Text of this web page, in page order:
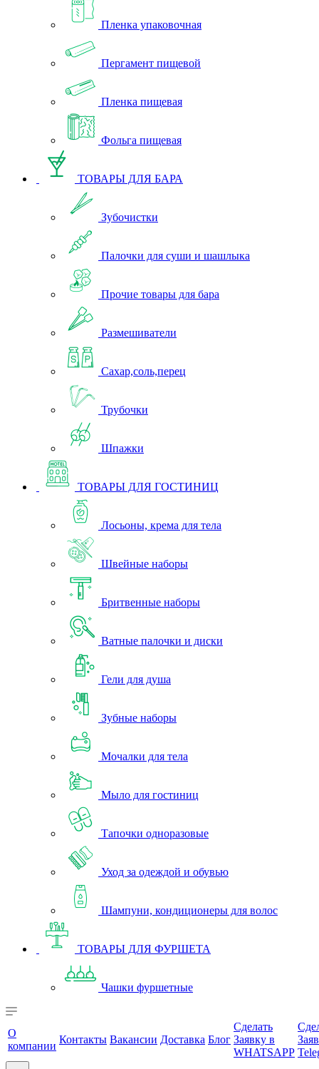
Пленка упаковочная
Пергамент пищевой
Пленка пищевая
Фольга пищевая
ТОВАРЫ ДЛЯ БАРА
Зубочистки
Палочки для суши и шашлыка
Прочие товары для бара
Размешиватели
Сахар,соль,перец
Трубочки
Шпажки
ТОВАРЫ ДЛЯ ГОСТИНИЦ
Лосьоны, крема для тела
Швейные наборы
Бритвенные наборы
Ватные палочки и диски
Гели для душа
Зубные наборы
Мочалки для тела
Мыло для гостиниц
Тапочки одноразовые
Уход за одеждой и обувью
Шампуни, кондиционеры для волос
ТОВАРЫ ДЛЯ ФУРШЕТА
Чашки фуршетные
О
компании
Контакты Вакансии Доставка Блог
Сделать
Заявку в
WHATSAPP